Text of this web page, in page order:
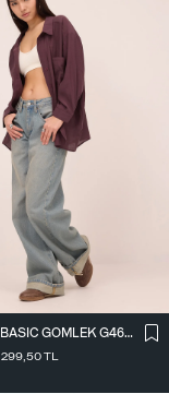
OVERSIZE BASIC GÖMLEK G4612-Z2
299,50TL